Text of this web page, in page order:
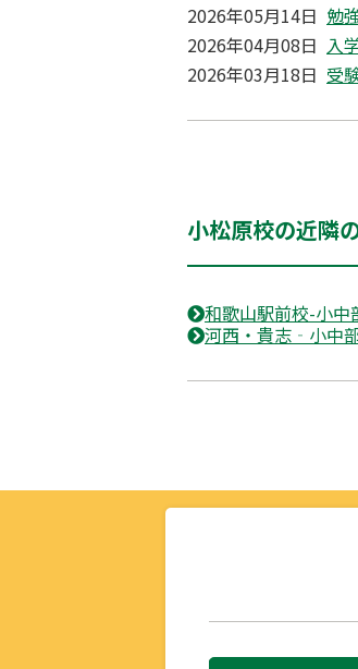
2026年05月14日 勉
2026年04月08日 入
2026年03月18日 受
小松原校の近隣
和歌山駅前校-小中
河西・貴志‐小中